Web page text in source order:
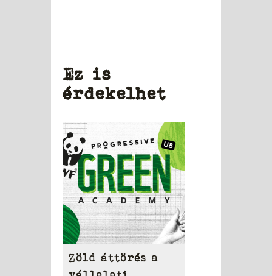
Ez is
érdekelhet
Zöld áttörés a